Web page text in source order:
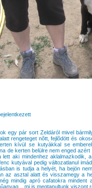
egy pár sort Zeldáról mivel
rengeteget nõtt, fejlõdött és
kívül se kutyákkal se
de kerten belülre nem enged
lett aki mindenhez aklalmazkodik,
kutyával pedig változatlanul
is tudja a helyét, ha bejön
az asztal alatt és visszamegy a
mindig apró cafatokra
mi is megtanultunk viszont